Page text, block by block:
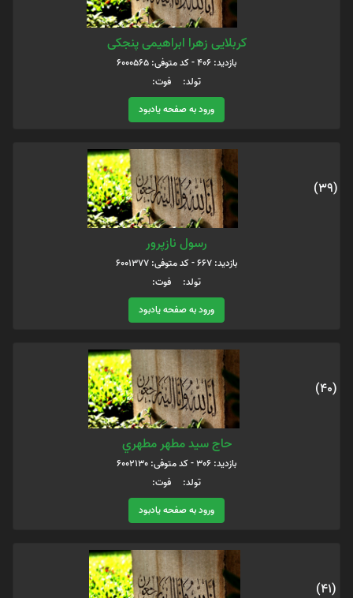
کربلایی زهرا ابراهیمی پنجکی
بازدید: 406 - کد متوفی: 6000565
تولد: فوت:
ورود به صفحه یادبود
(39)
رسول نازپرور
بازدید: 667 - کد متوفی: 6001377
تولد: فوت:
ورود به صفحه یادبود
(40)
حاج سيد مطهر مطهري
بازدید: 306 - کد متوفی: 6002130
تولد: فوت:
ورود به صفحه یادبود
(41)